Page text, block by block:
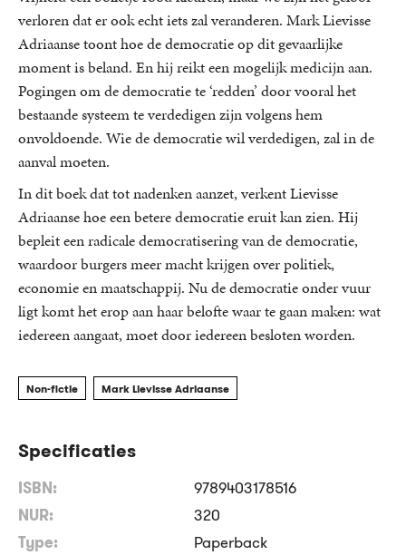
verloren dat er ook echt iets zal veranderen. Mark Lievisse
Adriaanse toont hoe de democratie op dit gevaarlijke
moment is beland. En hij reikt een mogelijk medicijn aan.
Pogingen om de democratie te ‘redden’ door vooral het
bestaande systeem te verdedigen zijn volgens hem
onvoldoende. Wie de democratie wil verdedigen, zal in de
aanval moeten.
In dit boek dat tot nadenken aanzet, verkent Lievisse
Adriaanse hoe een betere democratie eruit kan zien. Hij
bepleit een radicale democratisering van de democratie,
waardoor burgers meer macht krijgen over politiek,
economie en maatschappij. Nu de democratie onder vuur
ligt komt het erop aan haar belofte waar te gaan maken: wat
iedereen aangaat, moet door iedereen besloten worden.
Non-fictie Mark Lievisse Adriaanse
Specificaties
ISBN:
9789403178516
NUR:
320
Type:
Paperback